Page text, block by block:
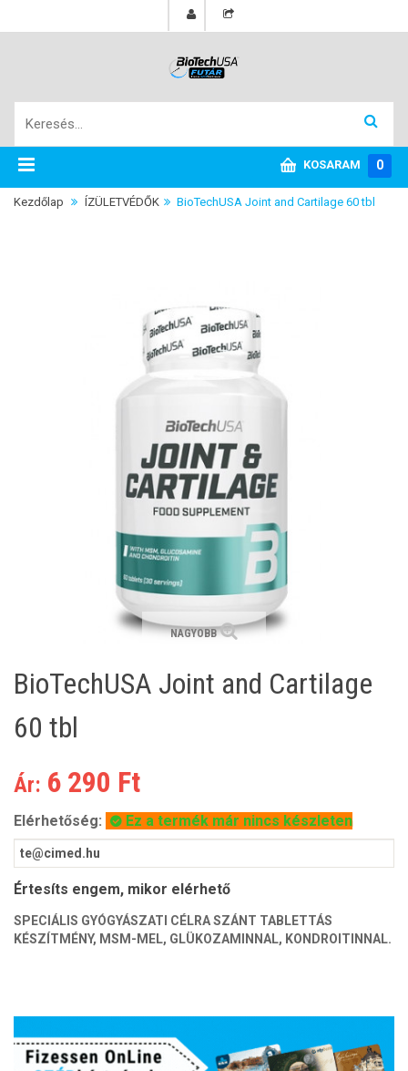
KOSARAM 0
Kezdőlap ÍZÜLETVÉDŐK BioTechUSA Joint and Cartilage 60 tbl
NAGYOBB
BioTechUSA Joint and Cartilage
60 tbl
Ár: 6 290 Ft
Elérhetőség: Ez a termék már nincs készleten
Értesíts engem, mikor elérhető
SPECIÁLIS GYÓGYÁSZATI CÉLRA SZÁNT TABLETTÁS
KÉSZÍTMÉNY, MSM-MEL, GLÜKOZAMINNAL, KONDROITINNAL.